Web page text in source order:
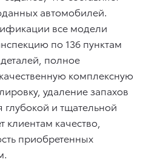
автомобилей.
все модели
по 136 пунктам
полное
комплексную
удаление запахов
и тщательной
клиентам качество,
приобретенных